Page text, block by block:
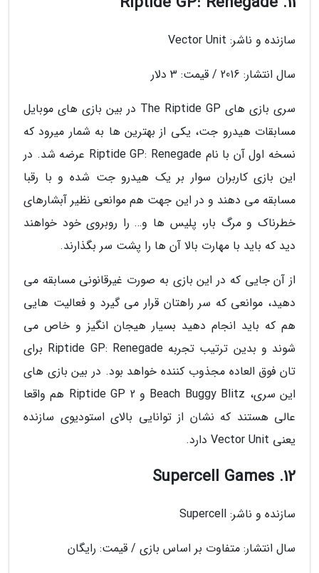
سازنده و ناشر: Vector Unit
سال انتشار: 2016 / قیمت: 3 دلار
سری بازی های The Riptide GP در بین بازی های موبایل
مسابقات هیدرو جت، یکی از بهترین ها به شمار میرود که
نسخه اول آن با نام Riptide GP: Renegade عرضه شد. در
این بازی کاربران سوار بر یک هیدرو جت شده و با رقبا
مسابقه می دهند و در این جهت هم موانعی نظیر آبشارهای
خطرناک و مرگ بار، پلیس ها و… را روبروی خود خواهند
دید که باید با مهارت بالا آن ها را پشت سر بگذارند.
از آن جایی که در این بازی به صورت غیرقانونی مسابقه می
دهید، موانعی که سر راهتان قرار می گیرد و فعالیت هایی
هم که باید انجام دهید بسیار هیجان انگیز و خاص می
شوند و بدین ترتیب تجربه Riptide GP: Renegade برای
تان فوق العاده مجذوب کننده خواهد بود. در بین بازی های
این سری، Beach Buggy Blitz و Riptide GP 2 هم واقعا
عالی هستند که نشان از توانایی بالای استودیوی سازنده
یعنی Vector Unit دارد.
12. Supercell Games
سازنده و ناشر: Supercell
سال انتشار: متفاوت بر اساس بازی / قیمت: رایگان